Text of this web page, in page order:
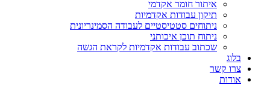
איתור חומר אקדמי
תיקון עבודות אקדמיות
ניתוחים סטטיסטיים לעבודה הסמינריונית
ניתוח תוכן איכותני
שכתוב עבודות אקדמיות לקראת הגשה
בלוג
צרו קשר
אודות